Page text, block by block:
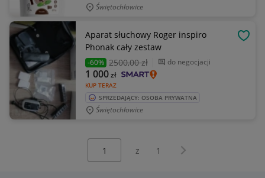
Świętochłowice
Aparat słuchowy Roger inspiro
Phonak cały zestaw
-60% 2500,00 zł do negocjacji
KUP TERAZ
1 000zł
SPRZEDAJĄCY: OSOBA PRYWATNA
Świętochłowice
z 1 Następna strona